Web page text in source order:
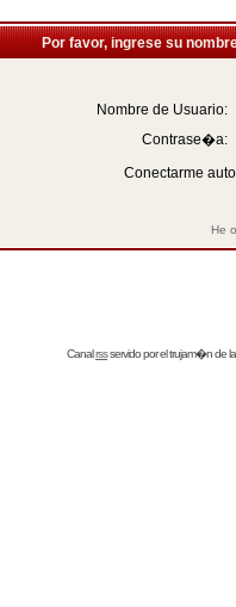
Por favor, ingrese su
Nombre de Usuario:
Contrase�a:
Conectarme
He
Canalrssservido por eltrujam�nde